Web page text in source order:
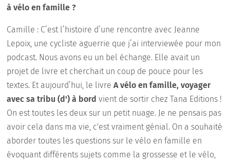
à vélo en famille ?
Camille : C’est l’histoire d’une rencontre avec Jeanne
Lepoix, une cycliste aguerrie que j’ai interviewée pour mon
podcast. Nous avons eu un bel échange. Elle avait un
projet de livre et cherchait un coup de pouce pour les
textes. Et aujourd’hui, le livreA vélo en famille, voyager
avec sa tribu (d') à bord vient de sortir chez Tana Editions !
On est toutes les deux sur un petit nuage. Je ne pensais pas
avoir cela dans ma vie, c'est vraiment génial. On a souhaité
aborder toutes les questions sur le vélo en famille en
évoquant différents sujets comme la grossesse et le vélo,